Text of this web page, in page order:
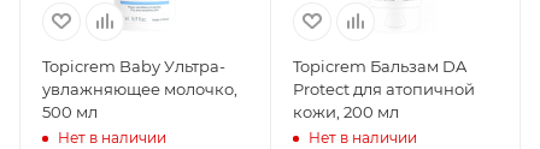
Topicrem Baby Ультра-
увлажняющее молочко,
500 мл
Нет в наличии
Topicrem Бальзам DA
Protect для атопичной
кожи, 200 мл
Нет в наличии